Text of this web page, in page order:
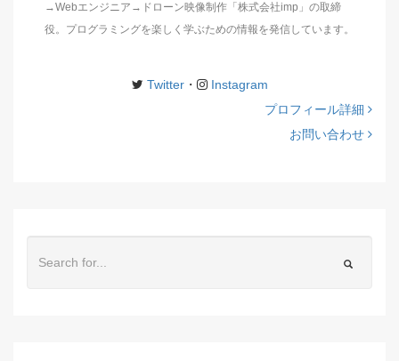
→Webエンジニア→ドローン映像制作「株式会社imp」の取締
役。プログラミングを楽しく学ぶための情報を発信しています。
Twitter・
Instagram
プロフィール詳細
お問い合わせ